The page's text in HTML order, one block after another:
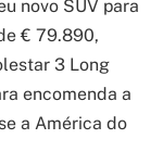
novo SUV para
€ 79.890,
3 Long
encomenda a
a América do